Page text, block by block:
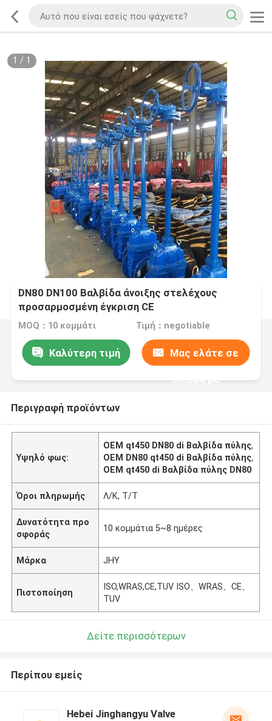
1 / 1
DN80 DN100 Βαλβίδα άνοιξης στελέχους
προσαρμοσμένη έγκριση CE
MOQ：10 κομμάτι Τιμή：negotiable
Καλύτερη τιμή Μας ελάτε σε
επαφή με
Περιγραφή προϊόντων
Υψηλό φως:
OEM qt450 DN80 di Βαλβίδα πύλης,
OEM DN80 qt450 di Βαλβίδα πύλης,
OEM qt450 di Βαλβίδα πύλης DN80
Όροι πληρωμής Λ/Κ, Τ/Τ
Δυνατότητα προ
σφοράς
10 κομμάτια 5~8 ημέρες
Μάρκα JHY
Πιστοποίηση
ISO,WRAS,CE,TUV ISO、WRAS、CE、
TUV
Δείτε περισσότερων
Περίπου εμείς
Hebei Jinghangyu Valve